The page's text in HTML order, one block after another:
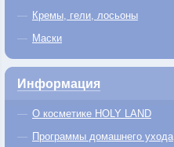
Кремы, гели, лосьоны
Маски
Информация
О косметике HOLY LAND
Программы домашнего ухода